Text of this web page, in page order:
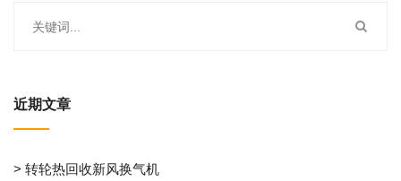
近期文章
> 转轮热回收新风换气机